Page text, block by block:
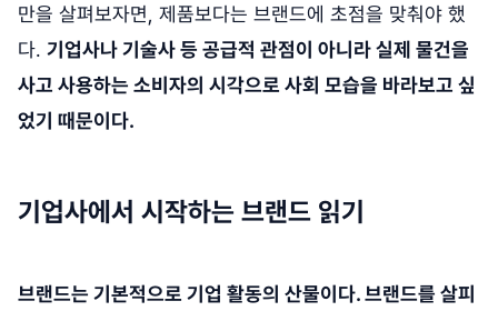
만을 살펴보자면, 제품보다는 브랜드에 초점을 맞춰야 했
다. 기업사나 기술사 등 공급적 관점이 아니라 실제 물건을
사고 사용하는 소비자의 시각으로 사회 모습을 바라보고 싶
었기 때문이다.
기업사에서 시작하는 브랜드 읽기
브랜드는 기본적으로 기업 활동의 산물이다. 브랜드를 살피